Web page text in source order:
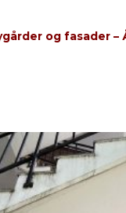
og fasader –